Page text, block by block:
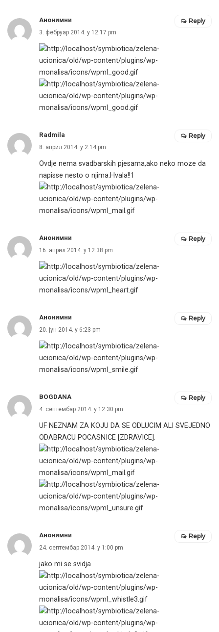
Анонимни
3. фебруар 2014. у 12:17 pm
Reply
Radmila
8. април 2014. у 2:14 pm
Ovdje nema svadbarskih pjesama,ako neko moze da
napisse nesto o njima.Hvala!!1
Reply
Анонимни
16. април 2014. у 12:38 pm
Reply
Анонимни
20. јун 2014. у 6:23 pm
Reply
BOGDANA
4. септембар 2014. у 12:30 pm
UF NEZNAM ZA KOJU DA SE ODLUCIM ALI SVEJEDNO
ODABRACU POCASNICE [ZDRAVICE].
Reply
Анонимни
24. септембар 2014. у 1:00 pm
jako mi se svidja
Reply